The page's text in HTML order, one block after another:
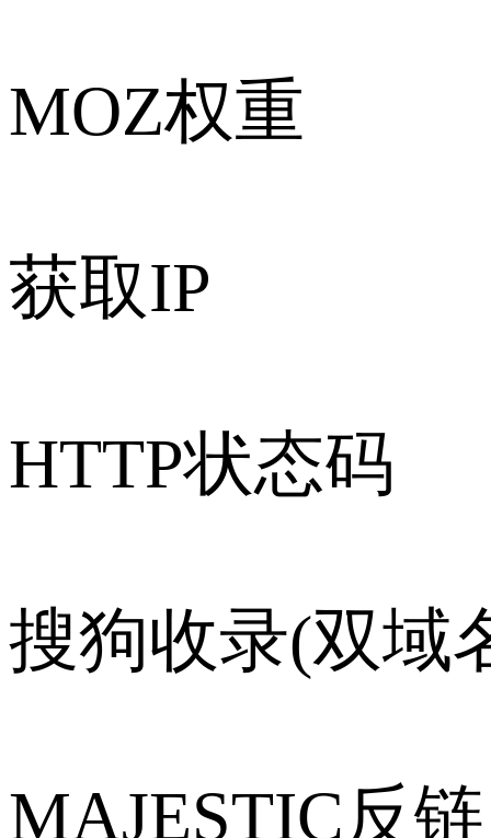
MOZ权重
获取IP
HTTP状态码
搜狗收录(双域
MAJESTIC反链